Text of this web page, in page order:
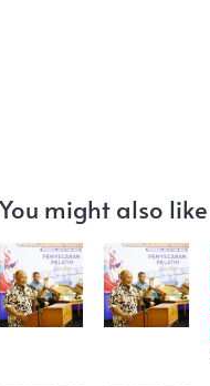
You might also like